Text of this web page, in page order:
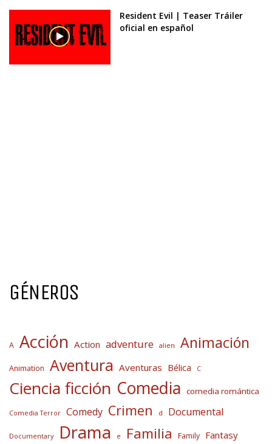
Resident Evil | Teaser Tráiler
oficial en español
GÉNEROS
A Acción Action adventure alien Animación
Animation Aventura Aventuras Bélica C
Ciencia ficción Comedia comedia romántica
Comedia Terror Comedy Crimen d Documental
Documentary Drama e Familia Family Fantasy